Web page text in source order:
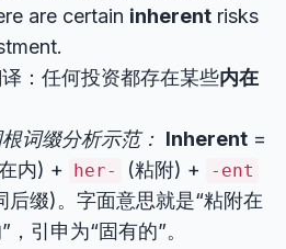
are certain inherent risks
：任何投资都存在某些内在
词缀分析示范： Inherent =
内) + her- (粘附) + -ent
后缀)。字面意思就是“粘附在
，引申为“固有的”。